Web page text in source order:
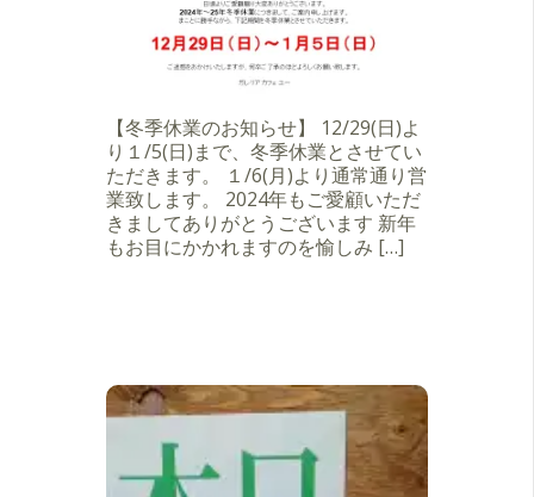
【冬季休業のお知らせ】 12/29(日)よ
り１/5(日)まで、冬季休業とさせてい
ただきます。 １/6(月)より通常通り営
業致します。 2024年もご愛顧いただ
きましてありがとうございます 新年
もお目にかかれますのを愉しみ […]